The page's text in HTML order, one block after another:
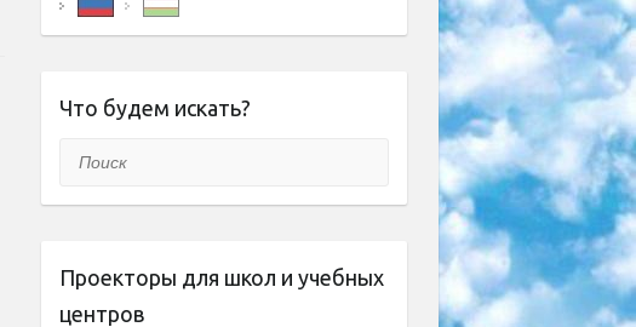
Что будем искать?
Поиск
Проекторы для школ и учебных
центров